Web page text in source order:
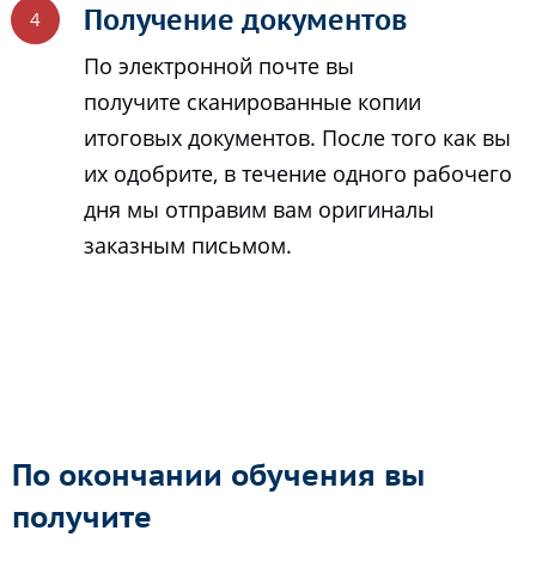
Получение документов
По электронной почте вы
получите сканированные копии
итоговых документов. После того как вы
их одобрите, в течение одного рабочего
дня мы отправим вам оригиналы
заказным письмом.
По окончании обучения вы
получите